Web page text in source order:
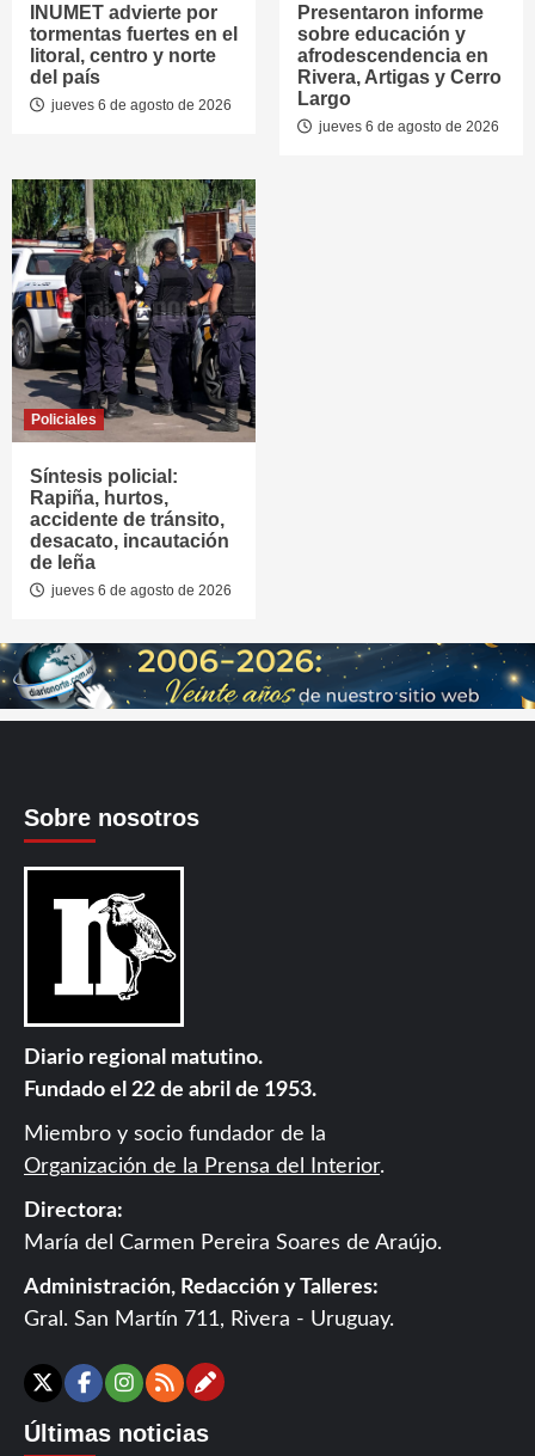
INUMET advierte por
tormentas fuertes en el
litoral, centro y norte
del país
jueves 6 de agosto de 2026
Presentaron informe
sobre educación y
afrodescendencia en
Rivera, Artigas y Cerro
Largo
jueves 6 de agosto de 2026
Policiales
Síntesis policial:
Rapiña, hurtos,
accidente de tránsito,
desacato, incautación
de leña
jueves 6 de agosto de 2026
Sobre nosotros
Diario regional matutino.
Fundado el 22 de abril de 1953.
Miembro y socio fundador de la
Organización de la Prensa del Interior.
Directora:
María del Carmen Pereira Soares de Araújo.
Administración, Redacción y Talleres:
Gral. San Martín 711, Rivera - Uruguay.
X Facebook
Instagram
RSSContáctanos
Últimas noticias